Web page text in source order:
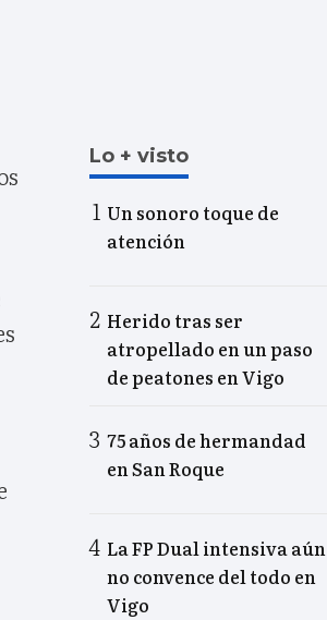
Lo + visto
Un sonoro toque de
atención
Herido tras ser
atropellado en un paso
de peatones en Vigo
75 años de hermandad
en San Roque
La FP Dual intensiva aún
no convence del todo en
Vigo